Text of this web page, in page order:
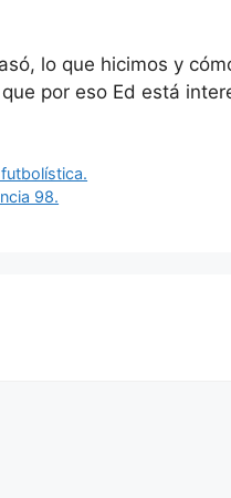
lo que hicimos y
por eso Ed está
98.